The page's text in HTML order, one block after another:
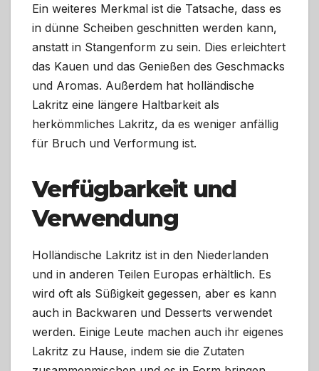
Ein weiteres Merkmal ist die Tatsache, dass es
in dünne Scheiben geschnitten werden kann,
anstatt in Stangenform zu sein. Dies erleichtert
das Kauen und das Genießen des Geschmacks
und Aromas. Außerdem hat holländische
Lakritz eine längere Haltbarkeit als
herkömmliches Lakritz, da es weniger anfällig
für Bruch und Verformung ist.
Verfügbarkeit und
Verwendung
Holländische Lakritz ist in den Niederlanden
und in anderen Teilen Europas erhältlich. Es
wird oft als Süßigkeit gegessen, aber es kann
auch in Backwaren und Desserts verwendet
werden. Einige Leute machen auch ihr eigenes
Lakritz zu Hause, indem sie die Zutaten